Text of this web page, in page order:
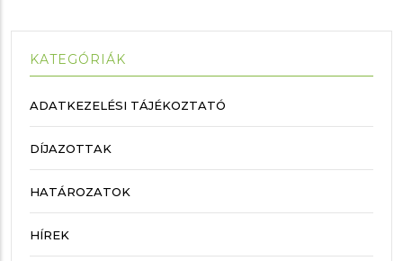
KATEGÓRIÁK
ADATKEZELÉSI TÁJÉKOZTATÓ
DÍJAZOTTAK
HATÁROZATOK
HÍREK